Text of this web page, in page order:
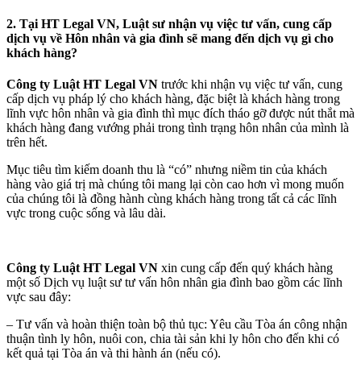
2. Tại HT Legal VN, Luật sư nhận vụ việc tư vấn, cung cấp
dịch vụ về Hôn nhân và gia đình sẽ mang đến dịch vụ gì cho
khách hàng?
Công ty Luật HT Legal VN trước khi nhận vụ việc tư vấn, cung
cấp dịch vụ pháp lý cho khách hàng, đặc biệt là khách hàng trong
lĩnh vực hôn nhân và gia đình thì mục đích tháo gỡ được nút thắt mà
khách hàng đang vướng phải trong tình trạng hôn nhân của mình là
trên hết.
Mục tiêu tìm kiếm doanh thu là “có” nhưng niềm tin của khách
hàng vào giá trị mà chúng tôi mang lại còn cao hơn vì mong muốn
của chúng tôi là đồng hành cùng khách hàng trong tất cả các lĩnh
vực trong cuộc sống và lâu dài.
Công ty Luật HT Legal VN xin cung cấp đến quý khách hàng
một số Dịch vụ luật sư tư vấn hôn nhân gia đình bao gồm các lĩnh
vực sau đây:
– Tư vấn và hoàn thiện toàn bộ thủ tục: Yêu cầu Tòa án công nhận
thuận tình ly hôn, nuôi con, chia tài sản khi ly hôn cho đến khi có
kết quả tại Tòa án và thi hành án (nếu có).